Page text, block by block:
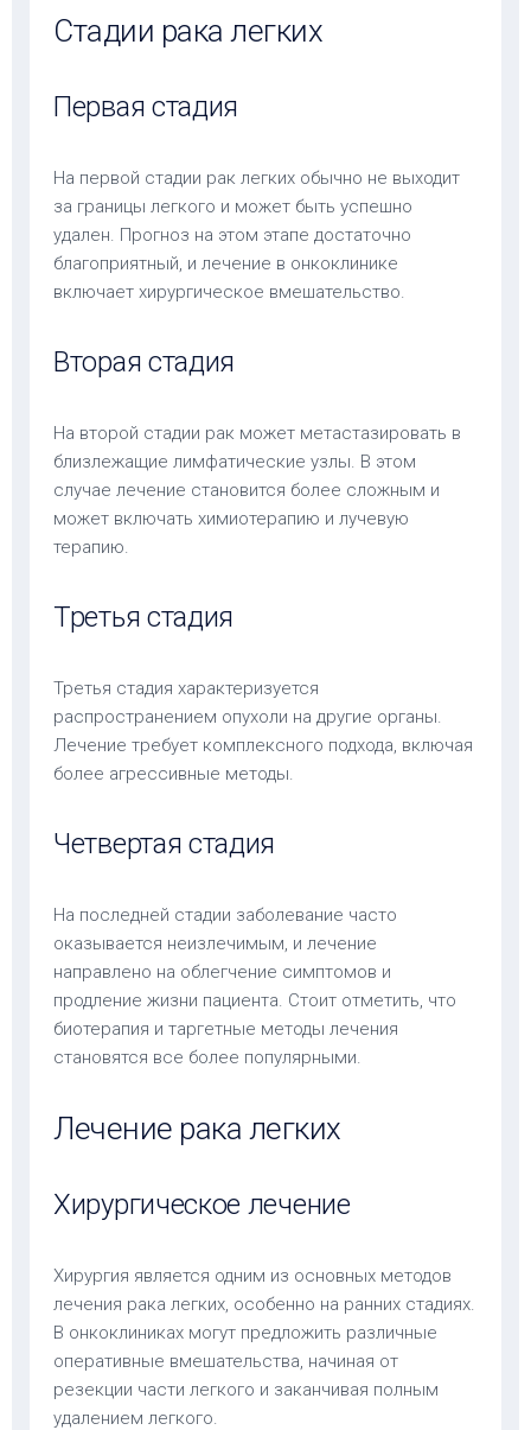
Стадии рака легких
Первая стадия
На первой стадии рак легких обычно не выходит
за границы легкого и может быть успешно
удален. Прогноз на этом этапе достаточно
благоприятный, и лечение в онкоклинике
включает хирургическое вмешательство.
Вторая стадия
На второй стадии рак может метастазировать в
близлежащие лимфатические узлы. В этом
случае лечение становится более сложным и
может включать химиотерапию и лучевую
терапию.
Третья стадия
Третья стадия характеризуется
распространением опухоли на другие органы.
Лечение требует комплексного подхода, включая
более агрессивные методы.
Четвертая стадия
На последней стадии заболевание часто
оказывается неизлечимым, и лечение
направлено на облегчение симптомов и
продление жизни пациента. Стоит отметить, что
биотерапия и таргетные методы лечения
становятся все более популярными.
Лечение рака легких
Хирургическое лечение
Хирургия является одним из основных методов
лечения рака легких, особенно на ранних стадиях.
В онкоклиниках могут предложить различные
оперативные вмешательства, начиная от
резекции части легкого и заканчивая полным
удалением легкого.